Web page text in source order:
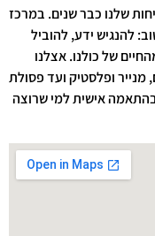
שלנו כבר שנים. במרכז
להנגיש ידע, להוביל
של כולנו. אצלנו
ופלסטיק ועד פסולת
בהתאמה אישית למי שרוצה